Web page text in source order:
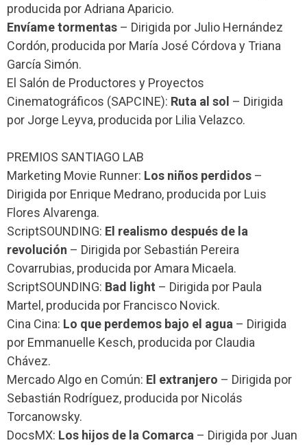
producida por Adriana Aparicio.
Envíame tormentas – Dirigida por Julio Hernández
Cordón, producida por María José Córdova y Triana
García Simón.
El Salón de Productores y Proyectos
Cinematográficos (SAPCINE): Ruta al sol – Dirigida
por Jorge Leyva, producida por Lilia Velazco.
PREMIOS SANTIAGO LAB
Marketing Movie Runner: Los niños perdidos –
Dirigida por Enrique Medrano, producida por Luis
Flores Alvarenga.
ScriptSOUNDING: El realismo después de la
revolución – Dirigida por Sebastián Pereira
Covarrubias, producida por Amara Micaela.
ScriptSOUNDING: Bad light – Dirigida por Paula
Martel, producida por Francisco Novick.
Cina Cina: Lo que perdemos bajo el agua – Dirigida
por Emmanuelle Kesch, producida por Claudia
Chávez.
Mercado Algo en Común: El extranjero – Dirigida por
Sebastián Rodríguez, producida por Nicolás
Torcanowsky.
DocsMX: Los hijos de la Comarca – Dirigida por Juan